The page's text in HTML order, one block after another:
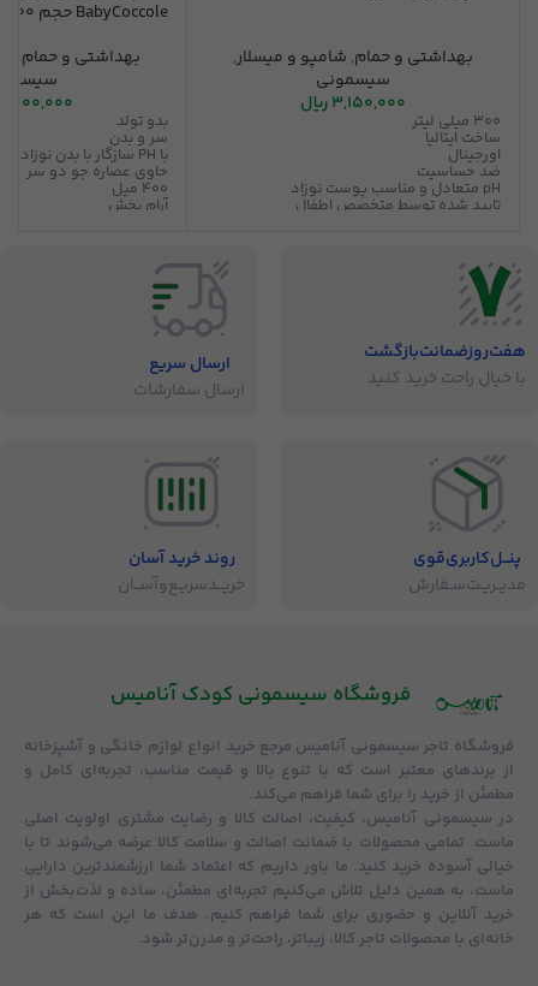
بهداشتی و حمام, شامپو و میسلار,
سیسمونی
3,150,000ریال
300 میلی لیتر
ساخت ایتالیا
اورجینال
ضد حساسیت
pH متعادل و مناسب پوست نوزاد
تایید شده توسط متخصص اطفال
فرمولاسیون با حداقل رساندن خطر آلرژی برای
کودک
تایید شده توسط متخصص پوست
BabyCoccole حجم 400 میلی لیتر
بهداشتی و حمام
بدو تولد
سر و بدن
با PH سازگار با بدن نوزاد
حاوی عصاره جو دو سر
400 میل
آرام بخش
هفت‌روز‌ضمانت‌بازگشت
با خیال راحت خرید کنید
ارسال سریع
ارسال سفارشات
پنــل‌کاربری‌قوی
مدیــریـت‌سـفارش
روند خرید آسان
خریــد‌سریـع‌و‌آســان
فروشگاه‌ سیسمونی کودک آنامیس
فروشگاه تاجر سیسمونی آنامیس مرجع خرید انواع لوازم خانگی و آشپزخانه
از برندهای معتبر است که با تنوع بالا و قیمت مناسب، تجربه‌ای کامل و
مطمئن از خرید را برای شما فراهم می‌کند.
در سیسمونی آنامیس، کیفیت، اصالت کالا و رضایت مشتری اولویت اصلی
ماست. تمامی محصولات با ضمانت اصالت و سلامت کالا عرضه می‌شوند تا با
خیالی آسوده خرید کنید. ما باور داریم که اعتماد شما ارزشمندترین دارایی
ماست، به همین دلیل تلاش می‌کنیم تجربه‌ای مطمئن، ساده و لذت‌بخش از
خرید آنلاین و حضوری برای شما فراهم کنیم. هدف ما این است که هر
خانه‌ای با محصولات تاجر کالا، زیباتر، راحت‌تر و مدرن‌تر شود.